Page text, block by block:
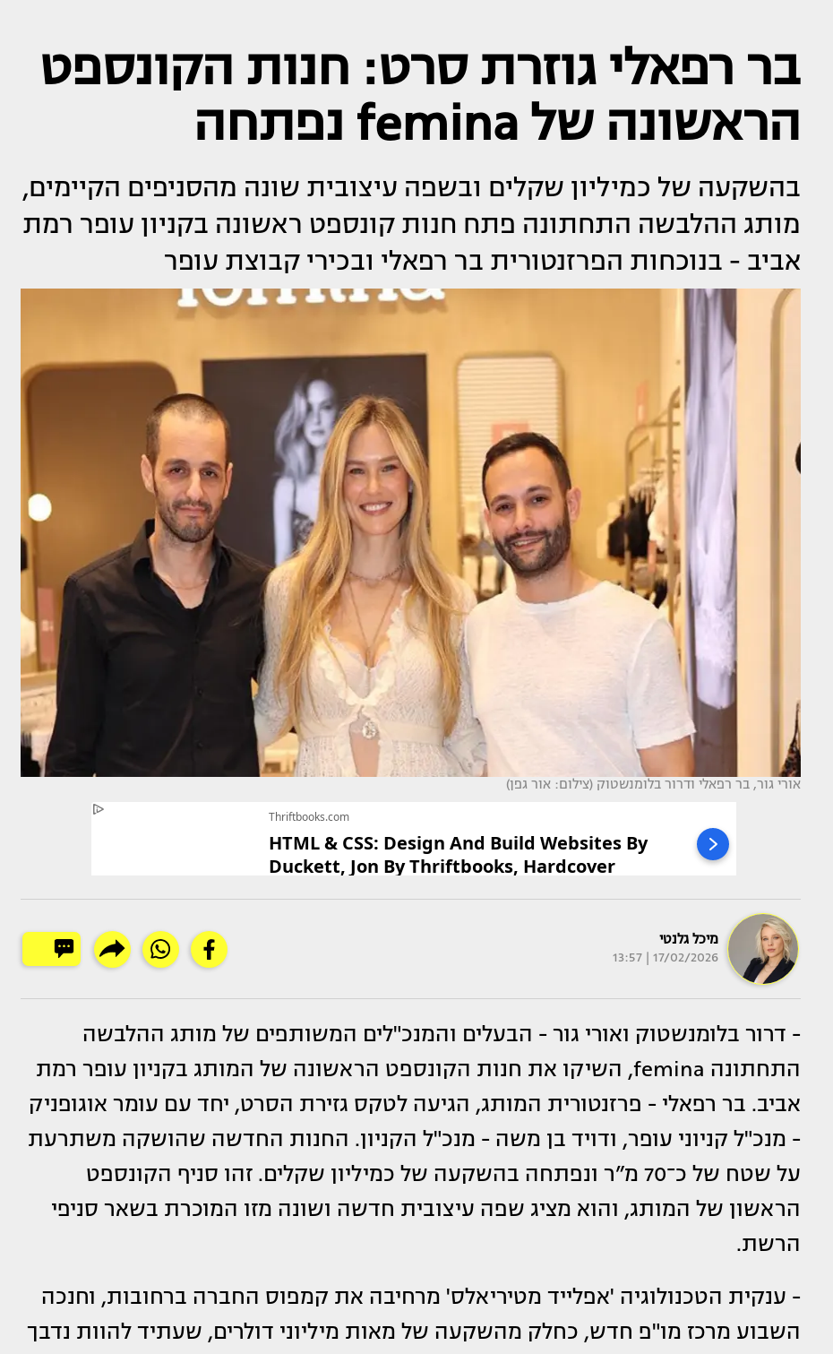
בר רפאלי גוזרת סרט: חנות הקונספט
הראשונה של femina נפתחה
בהשקעה של כמיליון שקלים ובשפה עיצובית שונה מהסניפים הקיימים,
מותג ההלבשה התחתונה פתח חנות קונספט ראשונה בקניון עופר רמת
אביב - בנוכחות הפרזנטורית בר רפאלי ובכירי קבוצת עופר
אורי גור, בר רפאלי ודרור בלומנשטוק (צילום: אור גפן)
מיכל גלנטי
17/02/2026 | 13:57
- דרור בלומנשטוק ואורי גור - הבעלים והמנכ"לים המשותפים של מותג ההלבשה
התחתונה femina, השיקו את חנות הקונספט הראשונה של המותג בקניון עופר רמת
אביב. בר רפאלי - פרזנטורית המותג, הגיעה לטקס גזירת הסרט, יחד עם עומר אוגופניק
- מנכ"ל קניוני עופר, ודויד בן משה - מנכ"ל הקניון. החנות החדשה שהושקה משתרעת
על שטח של כ־70 מ”ר ונפתחה בהשקעה של כמיליון שקלים. זהו סניף הקונספט
הראשון של המותג, והוא מציג שפה עיצובית חדשה ושונה מזו המוכרת בשאר סניפי
הרשת.
- ענקית הטכנולוגיה 'אפלייד מטיריאלס' מרחיבה את קמפוס החברה ברחובות, וחנכה
השבוע מרכז מו"פ חדש, כחלק מהשקעה של מאות מיליוני דולרים, שעתיד להוות נדבך